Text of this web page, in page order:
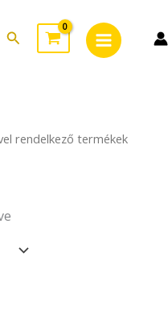
Search
Menu
rendelkező termékek
latest